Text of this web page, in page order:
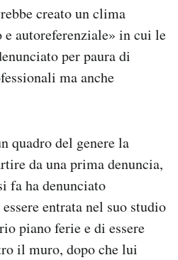
creato un clima
e autoreferenziale» in cui le
per paura di
ma anche
quadro del genere la
da una prima denuncia,
fa ha denunciato
entrata nel suo studio
piano ferie e di essere
il muro, dopo che lui